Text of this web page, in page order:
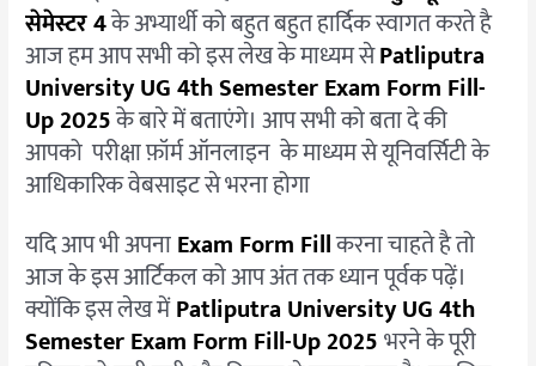
सेमेस्टर 4के अभ्यार्थी को बहुत बहुत हार्दिक स्वागत करते है
आज हम आप सभी को इस लेख के माध्यम सेPatliputra
UniversityUG 4th Semester Exam Form Fill-
Up 2025के बारे में बताएंगे। आप सभी को बता दे की
आपको परीक्षा फ़ॉर्म ऑनलाइन के माध्यम से यूनिवर्सिटी के
आधिकारिक वेबसाइट से भरना होगा
यदि आप भी अपनाExam Form Fillकरना चाहते है तो
आज के इस आर्टिकल को आप अंत तक ध्यान पूर्वक पढ़ें।
क्योंकि इस लेख मेंPatliputra University UG 4th
Semester Exam Form Fill-Up 2025भरने के पूरी